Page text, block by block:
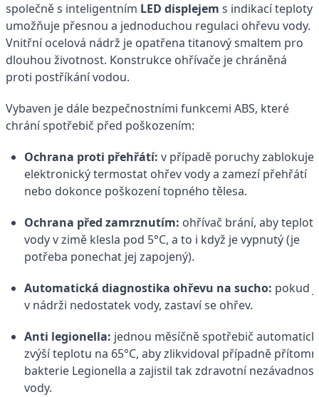
společně s inteligentním LED displejem s indikací teploty
umožňuje přesnou a jednoduchou regulaci ohřevu vody.
Vnitřní ocelová nádrž je opatřena titanový smaltem pro
dlouhou životnost. Konstrukce ohřívače je chráněná
proti postříkání vodou.
Vybaven je dále bezpečnostními funkcemi ABS, které
chrání spotřebič před poškozením:
Ochrana proti přehřátí: v případě poruchy zablokuje
elektronický termostat ohřev vody a zamezí přehřátí
nebo dokonce poškození topného tělesa.
Ochrana před zamrznutím: ohřívač brání, aby teplota
vody v zimě klesla pod 5°C, a to i když je vypnutý (je
potřeba ponechat jej zapojený).
Automatická diagnostika ohřevu na sucho: pokud
v nádrži nedostatek vody, zastaví se ohřev.
Anti legionella: jednou měsíčně spotřebič
zvýší teplotu na 65°C, aby zlikvidoval případně
bakterie Legionella a zajistil tak zdravotní nezávadnost
vody.